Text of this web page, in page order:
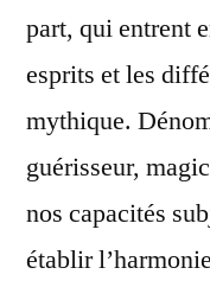
part, qui entrent
esprits et les
mythique.
guérisseur,
nos capacités
établir